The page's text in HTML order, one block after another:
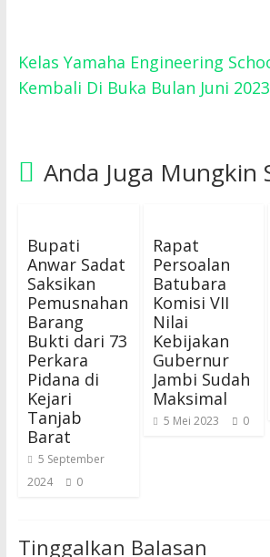
Kelas Yamaha Engineering
Kembali Di Buka Bulan Juni 2023
Anda Juga Mungkin
Bupati
Anwar Sadat
Saksikan
Pemusnahan
Barang
Bukti dari 73
Perkara
Pidana di
Kejari
Tanjab
Barat
5 September
2024
0
Rapat
Persoalan
Batubara
Komisi VII
Nilai
Kebijakan
Gubernur
Jambi Sudah
Maksimal
5 Mei 2023 0
Tinggalkan Balasan